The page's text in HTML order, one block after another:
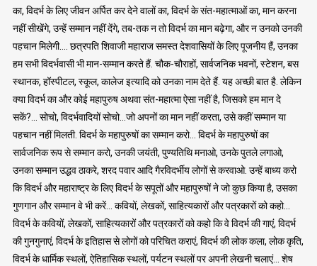
का, विदर्भ के लिए जीवन अर्पित कर देने वालों का, विदर्भ के संत-महात्माओं का, मान करना
नहीं सीखेंगे, उन्हें सम्मान नहीं देंगे, तब-तक न तो विदर्भ का मान बढ़ेगा, और न उनको उनकी
पहचान मिलेगी…. छत्रपति शिवाजी महाराज समस्त देशवासियों के लिए पूजनीय हैं, उनका
हम सभी विदर्भवासी भी मान-सम्मान करते हैं. चौक-चौराहों, सार्वजनिक भवनों, स्टेशन, बस
स्थानक, हॉस्पीटल, स्कूल, कालेज इत्यादि को उनका नाम देते हैं. यह अच्छी बात है. लेकिन
क्या विदर्भ का और कोई महापुरुष अथवा संत-महात्मा ऐसा नहीं है, जिसको हम मान दे
सकें?… सोचो, विदर्भवादियों सोचो…जो अपनों का मान नहीं करता, उसे कहीं सम्मान या
पहचान नहीं मिलती. विदर्भ के महापुरुषों का सम्मान करो… विदर्भ के महापुरुषों का
सार्वजनिक रूप से सम्मान करो, उनकी जयंती, पुण्यतिथि मनाओ, उनके पुतले लगाओ,
उनका सम्मान उद्धव ठाकरे, शरद पवार आदि गैरविदर्भीय लोगों से करवाओ. उन्हें बाध्य करो
कि विदर्भ और महाराष्ट्र के लिए विदर्भ के सपूतों और महापुरुषों ने जो कुछ किया है, उसका
गुणगान और सम्मान वे भी करें… कवियों, लेखकों, साहित्यकारों और पत्रकारों को कहो…
विदर्भ के कवियों, लेखकों, साहित्यकारों और पत्रकारों को कहो कि वे विदर्भ की गाएं, विदर्भ
की गुनगुनाएं, विदर्भ के इतिहास से लोगों को परिचित कराएं, विदर्भ की लोक कला, लोक कृति,
विदर्भ के धार्मिक स्थलों, ऐतिहासिक स्थलों, पर्यटन स्थलों पर अपनी लेखनी चलाएं… शेष